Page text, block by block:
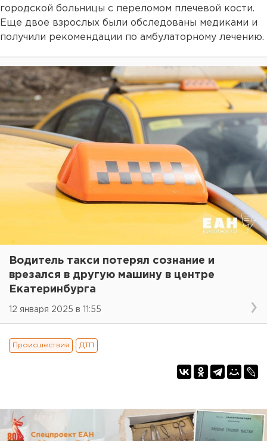
городской больницы с переломом плечевой кости.
Еще двое взрослых были обследованы медиками и
получили рекомендации по амбулаторному лечению.
Водитель такси потерял сознание и
врезался в другую машину в центре
Екатеринбурга
12 января 2025 в 11:55
Происшествия ДТП